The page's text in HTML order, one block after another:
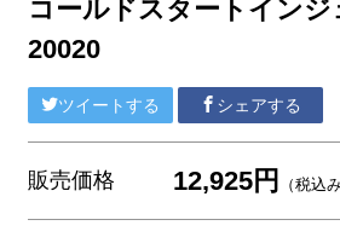
ロッドエンド など）
コールドスタートイン
20020
ツイートする シェアする
販売価格 12,925円 （税込み